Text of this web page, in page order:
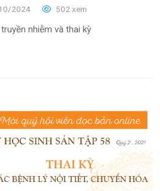
2024 502 xem
nhiễm và thai kỳ